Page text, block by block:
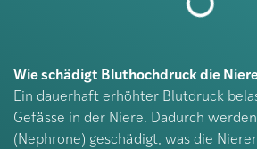
Wie schädigt Bluthochdruck die
Ein dauerhaft erhöhter Blutdruck
Gefässe in der Niere. Dadurch
(Nephrone) geschädigt, was die